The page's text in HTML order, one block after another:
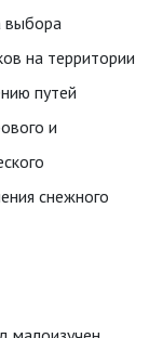
выбора
на территории
путей
и
снежного